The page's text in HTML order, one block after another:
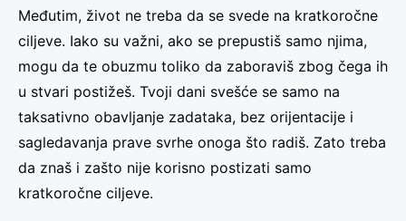
Međutim, život ne treba da se svede na kratkoročne
ciljeve. Iako su važni, ako se prepustiš samo njima,
mogu da te obuzmu toliko da zaboraviš zbog čega ih
u stvari postižeš. Tvoji dani svešće se samo na
taksativno obavljanje zadataka, bez orijentacije i
sagledavanja prave svrhe onoga što radiš. Zato treba
da znaš i zašto nije korisno postizati samo
kratkoročne ciljeve.